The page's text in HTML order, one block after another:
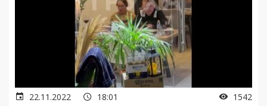
22.11.2022 18:01 1542